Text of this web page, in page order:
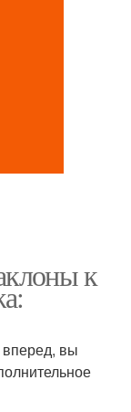
к
вперед, вы